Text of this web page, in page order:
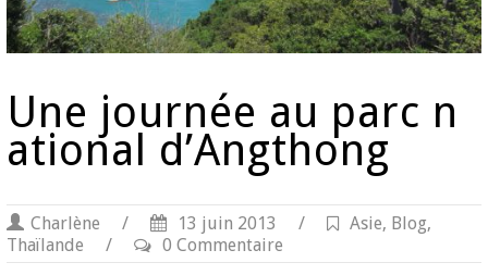
Une journée au parc n
ational d’Angthong
Charlène / 13 juin 2013 / Asie, Blog,
Thaïlande
/ 0 Commentaire